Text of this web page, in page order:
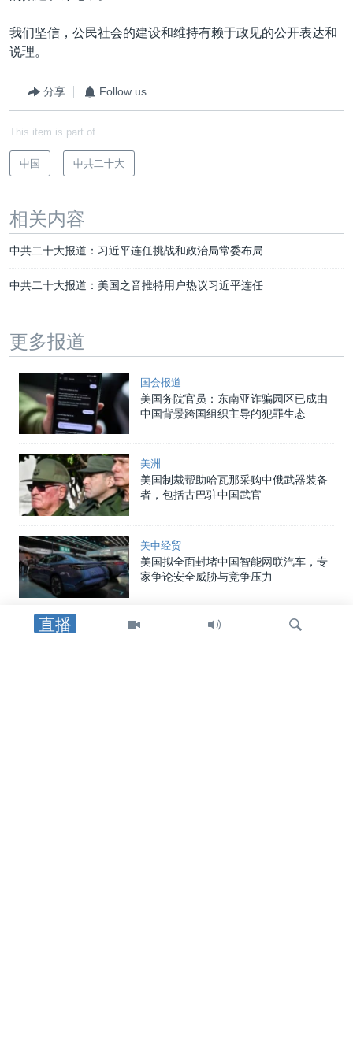
直播
我们坚信，公民社会的建设和维持有赖于政见的公开表达和
说理。
分享 Follow us
This item is part of
中国 中共二十大
相关内容
中共二十大报道：习近平连任挑战和政治局常委布局
中共二十大报道：美国之音推特用户热议习近平连任
更多报道
国会报道
美国务院官员：东南亚诈骗园区已成由
中国背景跨国组织主导的犯罪生态
美洲
美国制裁帮助哈瓦那采购中俄武器装备
者，包括古巴驻中国武官
美中经贸
美国拟全面封堵中国智能网联汽车，专
家争论安全威胁与竞争压力